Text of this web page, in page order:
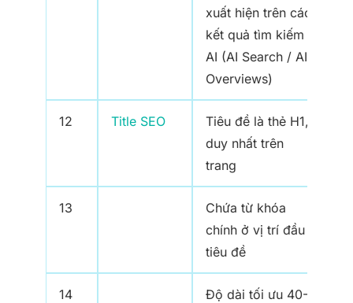
xuất hiện trên các
kết quả tìm kiếm
AI (AI Search / AI
Overviews)
12 Title SEO
Tiêu đề là thẻ H1,
duy nhất trên
trang
13
Chứa từ khóa
chính ở vị trí đầu
tiêu đề
14
Độ dài tối ưu 40-